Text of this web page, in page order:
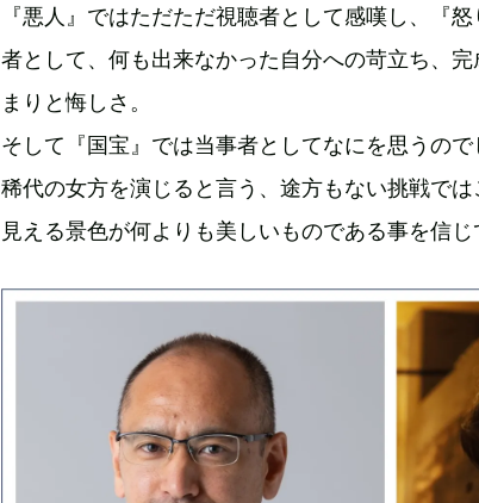
『悪人』ではただただ視聴者として感嘆し、『
者として、何も出来なかった自分への苛立ち、
まりと悔しさ。
そして『国宝』では当事者としてなにを思うので
稀代の女方を演じると言う、途方もない挑戦で
見える景色が何よりも美しいものである事を信じ